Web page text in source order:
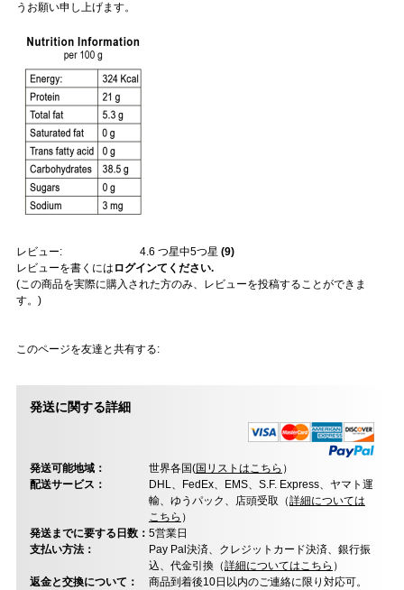
うお願い申し上げます。
レビュー: 4.6 つ星中5つ星 (9)
レビューを書くには ログインてください.
(この商品を実際に購入された方のみ、レビューを投稿することができま
す。)
このページを友達と共有する:
発送に関する詳細
発送可能地域： 世界各国(国リストはこちら ）
配送サービス：
DHL、FedEx、EMS、S.F. Express、ヤマト運
輸、ゆうパック、店頭受取（詳細については
こちら ）
発送までに要する日数： 5営業日
支払い方法：
Pay Pal決済、クレジットカード決済、銀行振
込、代金引換（詳細についてはこちら ）
返金と交換について：
商品到着後10日以内のご連絡に限り対応可。